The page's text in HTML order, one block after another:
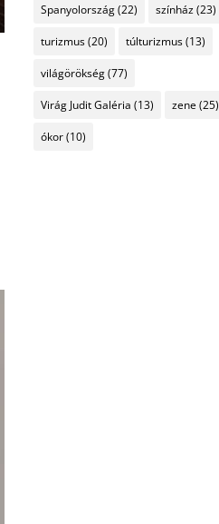
Spanyolország(22) színház(23)
turizmus(20) túlturizmus(13)
világörökség(77)
Virág Judit Galéria (13) zene (25)
ókor(10)